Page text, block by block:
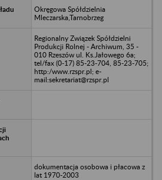
Okręgowa Spółdzielnia
Mleczarska,Tarnobrzeg
Regionalny Związek Spółdzielni
Produkcji Rolnej - Archiwum, 35 -
010 Rzeszów ul. Ks.Jałowego 6a;
tel/fax (0-17) 85-23-704, 85-23-705;
http:/www.rzspr.pl; e-
mail:sekretariat@rzspr.pl
dokumentacja osobowa i płacowa z
lat 1970-2003